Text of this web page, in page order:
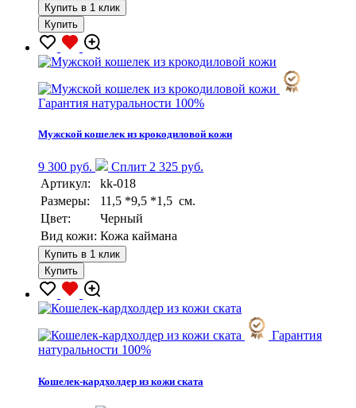
Купить в 1 клик
Купить
Гарантия натуральности 100%
Мужской кошелек из крокодиловой кожи
9 300 руб.
Сплит 2 325 руб.
Артикул:
kk-018
Размеры:
11,5 *9,5 *1,5 см.
Цвет:
Черный
Вид кожи: Кожа каймана
Купить в 1 клик
Купить
Гарантия
натуральности 100%
Кошелек-кардхолдер из кожи ската